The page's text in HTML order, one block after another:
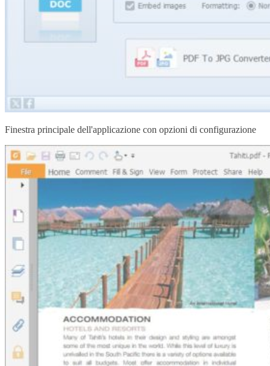
Finestra principale dell'applicazione con opzioni di configurazione